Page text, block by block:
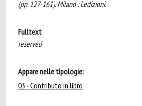
(pp. 127-161). Milano : Ledizioni.
Fulltext
reserved
Appare nelle tipologie:
03 - Contributo in libro